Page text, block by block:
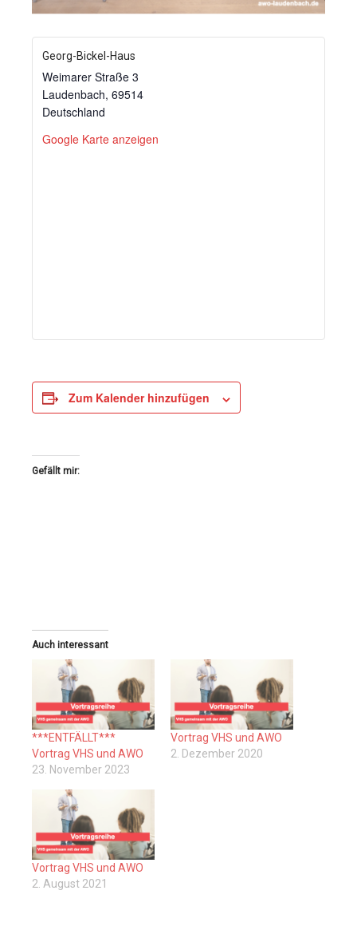
Georg-Bickel-Haus
Weimarer Straße 3
Laudenbach, 69514
Deutschland
Google Karte anzeigen
Zum Kalender hinzufügen
Gefällt mir:
Auch interessant
***ENTFÄLLT***
Vortrag VHS und AWO
23. November 2023
Vortrag VHS und AWO
2. Dezember 2020
Vortrag VHS und AWO
2. August 2021